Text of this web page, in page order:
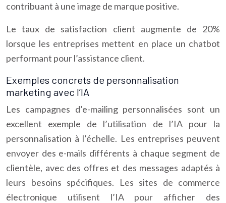
contribuant à une image de marque positive.
Le taux de satisfaction client augmente de 20%
lorsque les entreprises mettent en place un chatbot
performant pour l’assistance client.
Exemples concrets de personnalisation
marketing avec l’IA
Les campagnes d’e-mailing personnalisées sont un
excellent exemple de l’utilisation de l’IA pour la
personnalisation à l’échelle. Les entreprises peuvent
envoyer des e-mails différents à chaque segment de
clientèle, avec des offres et des messages adaptés à
leurs besoins spécifiques. Les sites de commerce
électronique utilisent l’IA pour afficher des